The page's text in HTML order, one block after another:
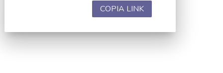
COPIA LINK